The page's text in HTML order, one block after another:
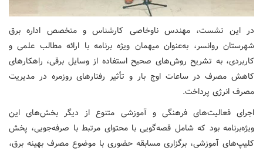
در این نشست، مهندس ناوخاصی کارشناس و متخصص اداره برق
شهرستان روانسر، به‌عنوان میهمان ویژه برنامه با ارائه مطالب علمی و
کاربردی، به تشریح روش‌های صحیح استفاده از وسایل برقی، راهکارهای
کاهش مصرف در ساعات اوج بار و تأثیر رفتارهای روزمره در مدیریت
مصرف انرژی پرداخت.
اجرای فعالیت‌های فرهنگی و آموزشی متنوع از دیگر بخش‌های این
ویژه‌برنامه بود که شامل قصه‌گویی با محتوای مرتبط با صرفه‌جویی، پخش
کلیپ‌های آموزشی، برگزاری مسابقه حضوری با موضوع مصرف بهینه برق،